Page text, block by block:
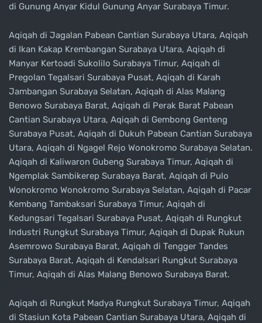
di Gunung Anyar Kidul Gunung Anyar Surabaya Timur.
Aqiqah di Jagalan Pabean Cantian Surabaya Utara, Aqiqah
di Ikan Kakap Krembangan Surabaya Utara, Aqiqah di
Manyar Kertoadi Sukolilo Surabaya Timur, Aqiqah di
Pregolan Tegalsari Surabaya Pusat, Aqiqah di Karah
Jambangan Surabaya Selatan, Aqiqah di Alas Malang
Benowo Surabaya Barat, Aqiqah di Perak Barat Pabean
Cantian Surabaya Utara, Aqiqah di Gembong Genteng
Surabaya Pusat, Aqiqah di Dukuh Pabean Cantian Surabaya
Utara, Aqiqah di Ngagel Rejo Wonokromo Surabaya Selatan.
Aqiqah di Kaliwaron Gubeng Surabaya Timur, Aqiqah di
Ngemplak Sambikerep Surabaya Barat, Aqiqah di Pulo
Wonokromo Wonokromo Surabaya Selatan, Aqiqah di Pacar
Kembang Tambaksari Surabaya Timur, Aqiqah di
Kedungsari Tegalsari Surabaya Pusat, Aqiqah di Rungkut
Industri Rungkut Surabaya Timur, Aqiqah di Dupak Rukun
Asemrowo Surabaya Barat, Aqiqah di Tengger Tandes
Surabaya Barat, Aqiqah di Kendalsari Rungkut Surabaya
Timur, Aqiqah di Alas Malang Benowo Surabaya Barat.
Aqiqah di Rungkut Madya Rungkut Surabaya Timur, Aqiqah
di Stasiun Kota Pabean Cantian Surabaya Utara, Aqiqah di